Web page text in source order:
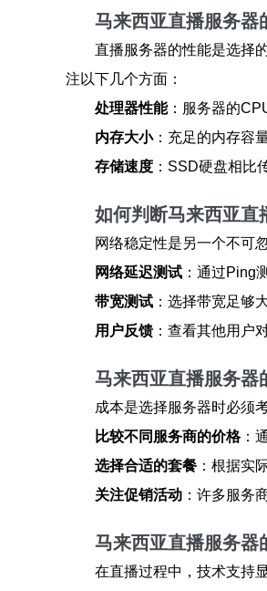
马来西亚直播服务器
直播服务器的性能是选择
注以下几个方面：
处理器性能：服务器的
内存大小：充足的内存容
存储速度 ：SSD硬盘相比
如何判断马来西亚直
网络稳定性是另一个不可
网络延迟测试 ：通过Ping
带宽测试 ：选择带宽足够
用户反馈 ：查看其他用户
马来西亚直播服务器
成本是选择服务器时必须
比较不同服务商的价格：
选择合适的套餐 ：根据实
关注促销活动 ：许多服务
马来西亚直播服务器
在直播过程中，技术支持